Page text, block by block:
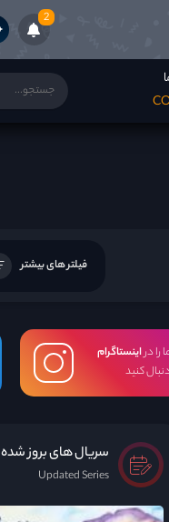
2
فیلتر های بیشتر
را دراینستاگرام
کنید
سریال های بروز شده
Updated Series